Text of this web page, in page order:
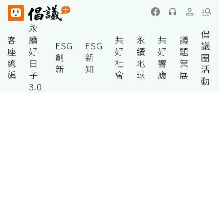
客
座
總
編
永
續
好
日
子
3.0
ESG
創
新
ESG
新
知
共
好
社
會
永
續
地
球
共
好
響
應
議
題
策
展
倡
議
圈
活
動